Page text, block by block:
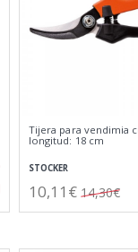
Tijera para vendimia
longitud: 18 cm
STOCKER
10,11€ 14,30€